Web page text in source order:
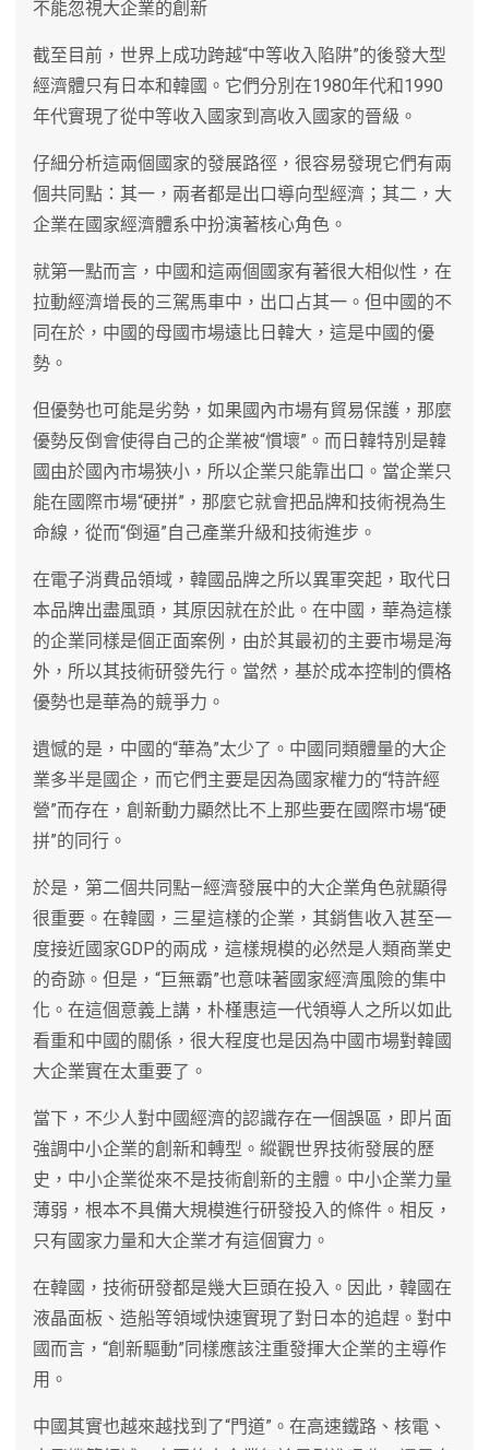
不能忽視大企業的創新
截至目前，世界上成功跨越“中等收入陷阱”的後發大型
經濟體只有日本和韓國。它們分別在1980年代和1990
年代實現了從中等收入國家到高收入國家的晉級。
仔細分析這兩個國家的發展路徑，很容易發現它們有兩
個共同點：其一，兩者都是出口導向型經濟；其二，大
企業在國家經濟體系中扮演著核心角色。
就第一點而言，中國和這兩個國家有著很大相似性，在
拉動經濟增長的三駕馬車中，出口占其一。但中國的不
同在於，中國的母國市場遠比日韓大，這是中國的優
勢。
但優勢也可能是劣勢，如果國內市場有貿易保護，那麼
優勢反倒會使得自己的企業被“慣壞”。而日韓特別是韓
國由於國內市場狹小，所以企業只能靠出口。當企業只
能在國際市場“硬拼”，那麼它就會把品牌和技術視為生
命線，從而“倒逼”自己產業升級和技術進步。
在電子消費品領域，韓國品牌之所以異軍突起，取代日
本品牌出盡風頭，其原因就在於此。在中國，華為這樣
的企業同樣是個正面案例，由於其最初的主要市場是海
外，所以其技術研發先行。當然，基於成本控制的價格
優勢也是華為的競爭力。
遺憾的是，中國的“華為”太少了。中國同類體量的大企
業多半是國企，而它們主要是因為國家權力的“特許經
營”而存在，創新動力顯然比不上那些要在國際市場“硬
拼”的同行。
於是，第二個共同點—經濟發展中的大企業角色就顯得
很重要。在韓國，三星這樣的企業，其銷售收入甚至一
度接近國家GDP的兩成，這樣規模的必然是人類商業史
的奇跡。但是，“巨無霸”也意味著國家經濟風險的集中
化。在這個意義上講，朴槿惠這一代領導人之所以如此
看重和中國的關係，很大程度也是因為中國市場對韓國
大企業實在太重要了。
當下，不少人對中國經濟的認識存在一個誤區，即片面
強調中小企業的創新和轉型。縱觀世界技術發展的歷
史，中小企業從來不是技術創新的主體。中小企業力量
薄弱，根本不具備大規模進行研發投入的條件。相反，
只有國家力量和大企業才有這個實力。
在韓國，技術研發都是幾大巨頭在投入。因此，韓國在
液晶面板、造船等領域快速實現了對日本的追趕。對中
國而言，“創新驅動”同樣應該注重發揮大企業的主導作
用。
中國其實也越來越找到了“門道”。在高速鐵路、核電、